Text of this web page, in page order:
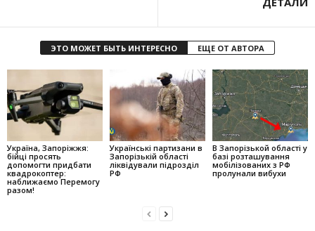
ЭТО МОЖЕТ БЫТЬ ИНТЕРЕСНО ЕЩЕ ОТ АВТОРА
Україна, Запоріжжя:
бійці просять
допомогти придбати
квадрокоптер:
наближаємо Перемогу
разом!
Українські партизани в
Запорізькій області
ліквідували підрозділ
РФ
В Запорізькой області у
базі розташування
мобілізованих з РФ
пролунали вибухи